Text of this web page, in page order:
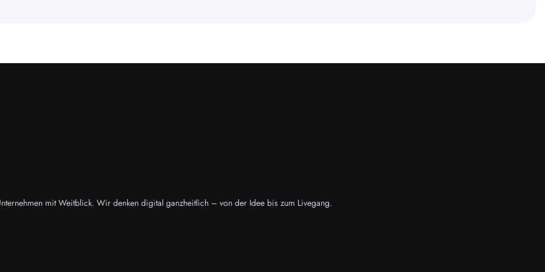
mit Weitblick. Wir denken digital ganzheitlich – von der Idee bis zum Livegang.